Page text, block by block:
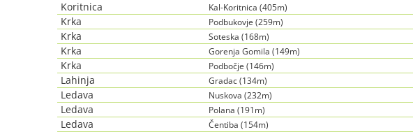
Koritnica
Kal-Koritnica (405m)
Krka
Podbukovje (259m)
Krka
Soteska (168m)
Krka
Gorenja Gomila (149m)
Krka
Podbočje (146m)
Lahinja
Gradac (134m)
Ledava
Nuskova (232m)
Ledava
Polana (191m)
Ledava
Čentiba (154m)